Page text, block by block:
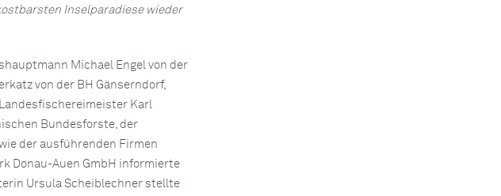
Inselparadiese wieder
Michael Engel von der
von der BH Gänserndorf,
Karl
Bundesforste, der
der ausführenden Firmen
Donau-Auen GmbH informierte
Ursula Scheiblechner stellte